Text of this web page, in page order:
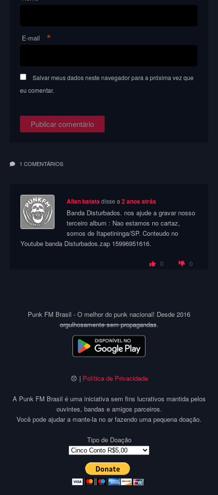
E-mail *
Salvar meus dados neste navegador para a próxima vez que
eu comentar.
1 COMENTÁRIOS
Allan batatadisse a2 anos atrás
Banda Disturbados. nos ajude a gravar nosso
terceiro album : Nao estamos no cartaz,
somos de Itapetininga/SP. Conteudo no
Youtube banda Disturbados.zap 15996951616.
0 0
Punk FM Brasil - O melhor do punk nacional! Desde 2016
orgulhosamente sem propagandas.
😞 | Política de Privacidade
A Punk FM Brasil é uma iniciativa sem fins lucrativos mantida pelos
ouvintes, bandas e amigos parceiros.
Você pode ajudar a mante-la no ar fazendo uma pequena doação.
Tipo de Doação